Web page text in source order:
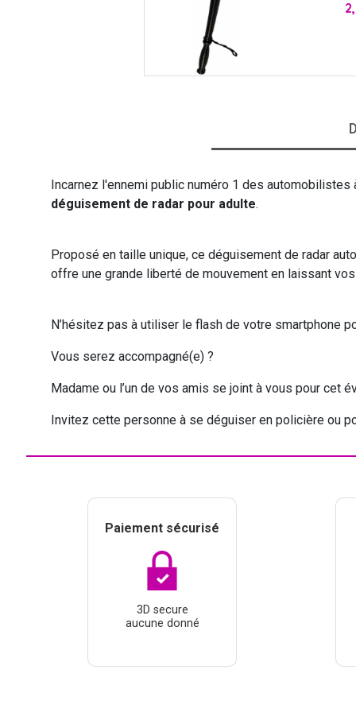
Incarnez l'ennemi public numéro 1 des automobilistes
déguisement de radar pour adulte.
Proposé en taille unique, ce déguisement de radar
offre une grande liberté de mouvement en laissant
N’hésitez pas à utiliser le flash de votre smartphone
Vous serez accompagné(e) ?
Madame ou l’un de vos amis se joint à vous pour cet
Invitez cette personne à se déguiser en policière ou
Paiement sécurisé
3D secure
aucune donné